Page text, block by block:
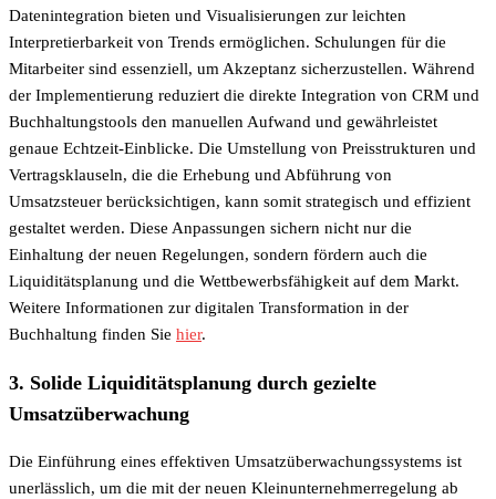
Datenintegration bieten und Visualisierungen zur leichten
Interpretierbarkeit von Trends ermöglichen. Schulungen für die
Mitarbeiter sind essenziell, um Akzeptanz sicherzustellen. Während
der Implementierung reduziert die direkte Integration von CRM und
Buchhaltungstools den manuellen Aufwand und gewährleistet
genaue Echtzeit-Einblicke. Die Umstellung von Preisstrukturen und
Vertragsklauseln, die die Erhebung und Abführung von
Umsatzsteuer berücksichtigen, kann somit strategisch und effizient
gestaltet werden. Diese Anpassungen sichern nicht nur die
Einhaltung der neuen Regelungen, sondern fördern auch die
Liquiditätsplanung und die Wettbewerbsfähigkeit auf dem Markt.
Weitere Informationen zur digitalen Transformation in der
Buchhaltung finden Sie hier.
3. Solide Liquiditätsplanung durch gezielte
Umsatzüberwachung
Die Einführung eines effektiven Umsatzüberwachungssystems ist
unerlässlich, um die mit der neuen Kleinunternehmerregelung ab